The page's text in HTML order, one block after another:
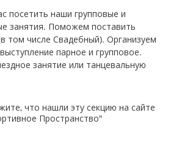
посетить наши групповые и
занятия. Поможем поставить
том числе Свадебный). Организуем
парное и групповое.
занятие или танцевальную
что нашли эту секцию на сайте
Пространство"